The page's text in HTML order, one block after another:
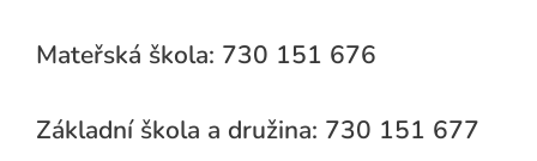
Mateřská škola: 730 151 676
Základní škola a družina: 730 151 677